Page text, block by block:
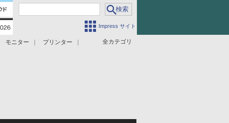
Impress サイト
全カテゴリ
モニター
プリンター